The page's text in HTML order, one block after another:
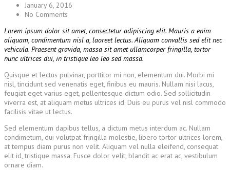
January 6, 2016
No Comments
Lorem ipsum dolor sit amet, consectetur adipiscing elit. Mauris a enim
aliquam, condimentum nisl a, laoreet lectus. Aliquam convallis sed elit nec
vehicula. Praesent gravida, massa sit amet ullamcorper fringilla, tortor
nunc ultrices dui, in tristique leo leo sed massa.
Quisque et lectus pulvinar, porttitor mi non, elementum dui. Morbi mi
nisl, tincidunt sed venenatis eget, finibus eu mauris. Nullam nisi lacus,
feugiat eget varius eget, pellentesque dictum odio. Sed sollicitudin
viverra est, at aliquam metus ultrices id. Duis eu purus vel nisl commodo
facilisis vitae ut lectus.
Sed elementum dapibus tellus, a dictum metus interdum ac. Nullam
condimetum, dui volutpat fringilla molestie, libero tortor ultrices lorem,
at tempus diam purus non velit. Aliquam vel nulla eleifend, consequat
elit id, tristique massa. Fusce dolor velit, blandit ac erat ac, vestibulum
ornare diam.